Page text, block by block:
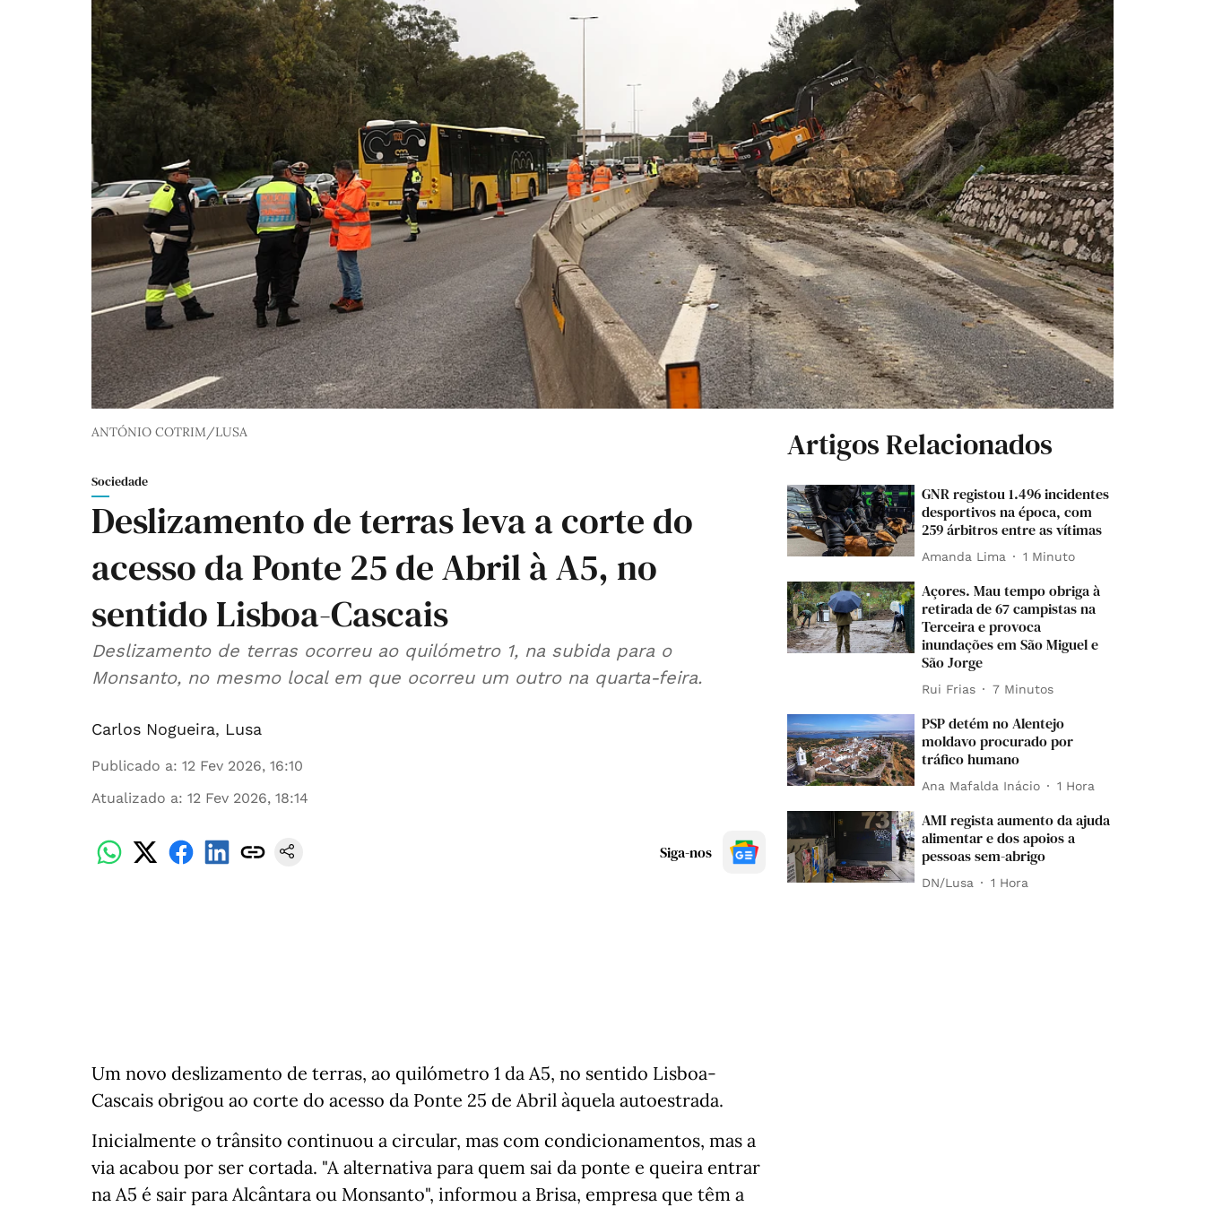
ANTÓNIO COTRIM/LUSA
Sociedade
Deslizamento de terras leva a corte do
acesso da Ponte 25 de Abril à A5, no
sentido Lisboa-Cascais
Deslizamento de terras ocorreu ao quilómetro 1, na subida para o
Monsanto, no mesmo local em que ocorreu um outro na quarta-feira.
Carlos Nogueira, Lusa
Publicado a: 12 Fev 2026, 16:10
Atualizado a: 12 Fev 2026, 18:14
Siga-nos
Um novo deslizamento de terras, ao quilómetro 1 da A5, no sentido Lisboa-
Cascais obrigou ao corte do acesso da Ponte 25 de Abril àquela autoestrada.
Inicialmente o trânsito continuou a circular, mas com condicionamentos, mas a
via acabou por ser cortada. "A alternativa para quem sai da ponte e queira entrar
na A5 é sair para Alcântara ou Monsanto", informou a Brisa, empresa que têm a
Artigos Relacionados
GNR registou 1.496 incidentes
desportivos na época, com
259 árbitros entre as vítimas
Amanda Lima 1 Minuto
Açores. Mau tempo obriga à
retirada de 67 campistas na
Terceira e provoca
inundações em São Miguel e
São Jorge
Rui Frias 7 Minutos
PSP detém no Alentejo
moldavo procurado por
tráfico humano
Ana Mafalda Inácio 1 Hora
AMI regista aumento da ajuda
alimentar e dos apoios a
pessoas sem-abrigo
DN/Lusa 1 Hora